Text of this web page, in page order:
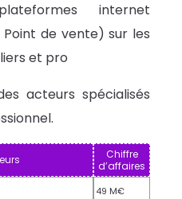
internet
Point de vente) sur les
et pro
acteurs spécialisés
Chiffre
d’affaires
49 M€